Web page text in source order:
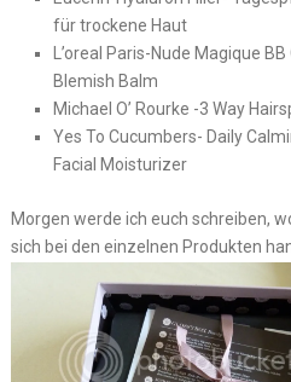
für trockene Haut
L’oreal Paris-Nude Magique
Blemish Balm
Michael O’ Rourke -3 Way
Yes To Cucumbers- Daily
Facial Moisturizer
Morgen werde ich euch schreiben,
sich bei den einzelnen Produkten